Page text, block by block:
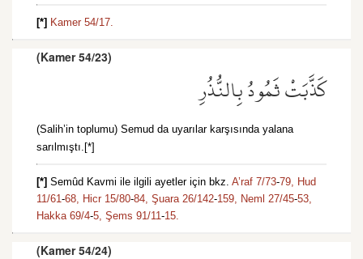
[*] Kamer 54/17.
(Kamer 54/23)
كَذَّبَتْ ثَمُودُ بِالنُّذُرِ
(Salih’in toplumu) Semud da uyarılar karşısında yalana
sarılmıştı.[*]
[*] Semûd Kavmi ile ilgili ayetler için bkz. A’raf 7/73-79, Hud
11/61-68, Hicr 15/80-84, Şuara 26/142-159, Neml 27/45-53,
Hakka 69/4-5, Şems 91/11-15.
(Kamer 54/24)